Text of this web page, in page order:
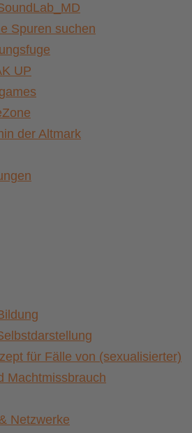
Spuren suchen
UP
der Altmark
für Fälle von (sexualisierter)
Machtmissbrauch
Netzwerke